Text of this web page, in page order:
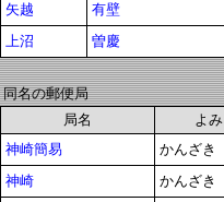
矢越
有壁
上沼
曽慶
同名の郵便局
局名
よみ
神崎簡易
かんざき
神崎
かんざき